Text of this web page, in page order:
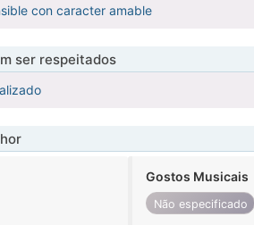
con caracter amable
ser respeitados
Gostos Musicais
Não especificado